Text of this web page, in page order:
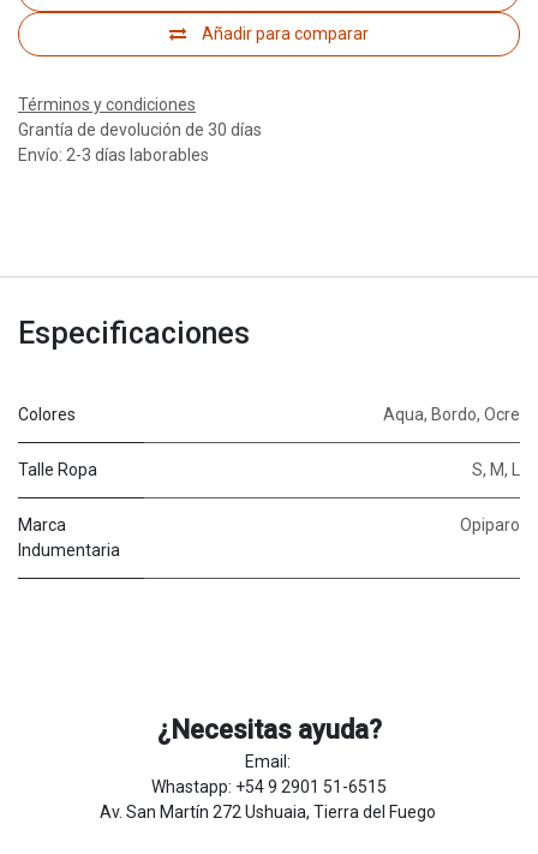
Añadir para comparar
Términos y condiciones
Grantía de devolución de 30 días
Envío: 2-3 días laborables
Especificaciones
Colores Aqua, Bordo, Ocre
Talle Ropa S, M,
Marca
Indumentaria
Opiparo
¿Necesitas ayuda?
Email:
Whastapp: +54 9 2901 51-6515
Av. San Martín 272 Ushuaia, Tierra del Fuego